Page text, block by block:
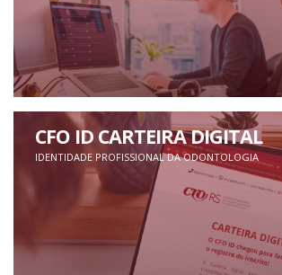
CFO ID CARTEIRA DIGITAL
IDENTIDADE PROFISSIONAL DA ODONTOLOGIA